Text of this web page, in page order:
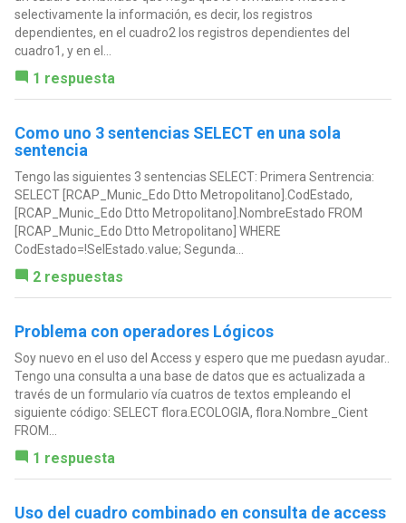
selectivamente la información, es decir, los registros
dependientes, en el cuadro2 los registros dependientes del
cuadro1, y en el...
1 respuesta
Como uno 3 sentencias SELECT en una sola
sentencia
Tengo las siguientes 3 sentencias SELECT: Primera Sentrencia:
SELECT [RCAP_Munic_Edo Dtto Metropolitano].CodEstado,
[RCAP_Munic_Edo Dtto Metropolitano].NombreEstado FROM
[RCAP_Munic_Edo Dtto Metropolitano] WHERE
CodEstado=!SelEstado.value; Segunda...
2 respuestas
Problema con operadores Lógicos
Soy nuevo en el uso del Access y espero que me puedasn ayudar..
Tengo una consulta a una base de datos que es actualizada a
través de un formulario vía cuatros de textos empleando el
siguiente código: SELECT flora.ECOLOGIA, flora.Nombre_Cient
FROM...
1 respuesta
Uso del cuadro combinado en consulta de access